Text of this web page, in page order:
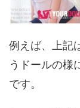
例えば、上記
うドールの様
です。